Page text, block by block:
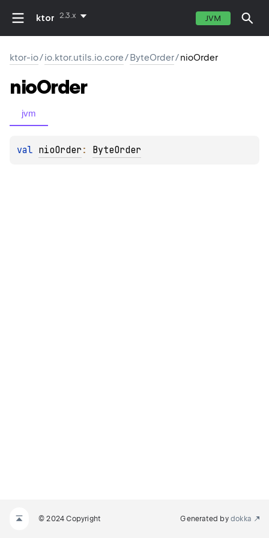
ktor 2.3.x JVM
ktor-io/io.ktor.utils.io.core/ByteOrder/nioOrder
nioOrder
jvm
val nioOrder : ByteOrder
© 2024 Copyright Generated by dokka